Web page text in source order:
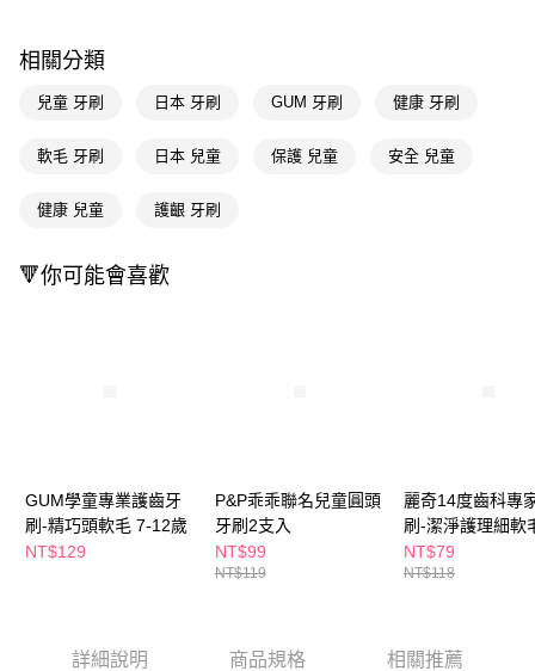
便利好安心！
１．簡單：不需註冊會員、不需綁卡、不需儲值。
２．便利：只要手機號碼，簡訊認證，即可結帳。
３．安心：先確認商品／服務後，再付款。
【「AFTEE先享後付」結帳流程】
結帳頁面，進行簡訊認證並確認金額後，即可完成結帳。
２．訂單成立數日內，您將收到繳費通知簡訊。
ATM／網路銀行／等多元方式進行付款，方視為交易完成。
※ 請注意：結帳手續完成當下不需立刻繳費，但若您需要取消訂單，請聯絡
權轉讓予恩沛科技股份有限公司。
２．關於個人資料處理事宜，請瀏覽以下網址：
https://aftee.tw/terms/#terms3
３．未成年的使用者請事先徵得法定代理人或監護人之同意方可使用
時審查核予不同之上限額度；若仍有額度不足之情形，本公司將視審查結果
每筆NT$65，滿NT$390(含以上)免運費
付款後全家取貨
萊爾富取貨付款
付款後7-11取貨
每筆NT$65，滿NT$490(含以上)免運費
付款後寶雅門市自取(由倉庫統一出貨)
相關分類
兒童 牙刷 日本 牙刷 GUM 牙刷 健康 牙刷
軟毛 牙刷 日本 兒童 保護 兒童 安全 兒童
健康 兒童 護齦 牙刷
🔻你可能會喜歡
GUM學童專業護齒牙
刷-精巧頭軟毛 7-12歲
NT$129
P&P乖乖聯名兒童圓頭
牙刷2支入
NT$99
NT$119
麗奇14度齒科專
刷-潔淨護理細軟
NT$79
NT$118
詳細說明 商品規格 相關推薦